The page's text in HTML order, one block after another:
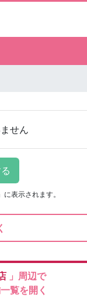
せん
」に表示されます。
」周辺で
覧を開く